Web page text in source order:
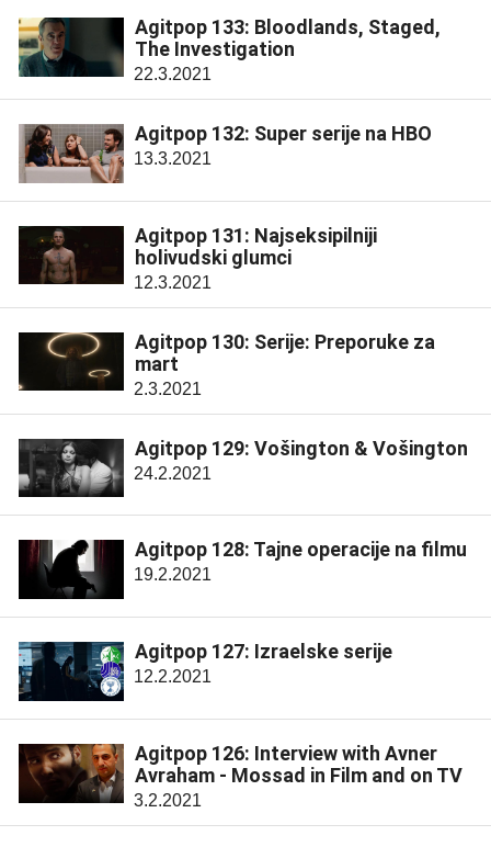
Agitpop 133: Bloodlands, Staged,
The Investigation
22.3.2021
Agitpop 132: Super serije na HBO
13.3.2021
Agitpop 131: Najseksipilniji
holivudski glumci
12.3.2021
Agitpop 130: Serije: Preporuke za
mart
2.3.2021
Agitpop 129: Vošington & Vošington
24.2.2021
Agitpop 128: Tajne operacije na filmu
19.2.2021
Agitpop 127: Izraelske serije
12.2.2021
Agitpop 126: Interview with Avner
Avraham - Mossad in Film and on TV
3.2.2021